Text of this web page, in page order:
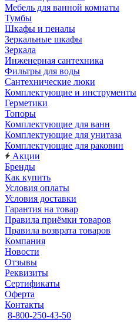
Мебель для ванной комнаты
Тумбы
Шкафы и пеналы
Зеркальные шкафы
Зеркала
Инженерная сантехника
Фильтры для воды
Сантехнические люки
Комплектующие и инструменты
Герметики
Топоры
Комплектующие для ванн
Комплектующие для унитаза
Комплектующие для раковин
Акции
Бренды
Как купить
Условия оплаты
Условия доставки
Гарантия на товар
Правила приёмки товаров
Правила возврата товаров
Компания
Новости
Отзывы
Реквизиты
Сертификаты
Оферта
Контакты
8-800-250-43-50